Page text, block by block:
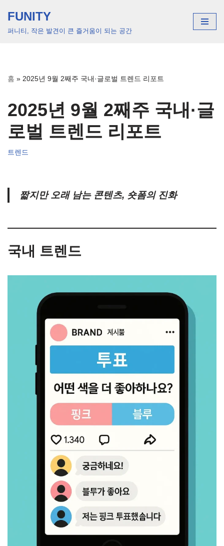
콘
건
기
FUNITY
퍼니티, 작은 발견이 큰 즐거움이 되는 공간
홈 » 2025년 9월 2째주 국내·글로벌 트렌드 리포트
2025년 9월 2째주 국내·글
로벌 트렌드 리포트
트렌드
짧지만 오래 남는 콘텐츠, 숏폼의 진화
국내 트렌드